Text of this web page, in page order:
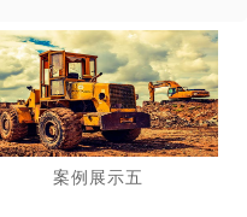
案例展示五